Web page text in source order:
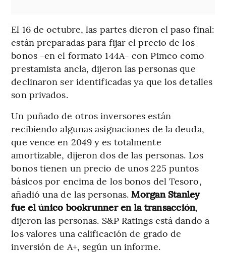
El 16 de octubre, las partes dieron el paso final:
están preparadas para fijar el precio de los
bonos -en el formato 144A- con Pimco como
prestamista ancla, dijeron las personas que
declinaron ser identificadas ya que los detalles
son privados.
Un puñado de otros inversores están
recibiendo algunas asignaciones de la deuda,
que vence en 2049 y es totalmente
amortizable, dijeron dos de las personas. Los
bonos tienen un precio de unos 225 puntos
básicos por encima de los bonos del Tesoro,
añadió una de las personas. Morgan Stanley
fue el único bookrunner en la transacción,
dijeron las personas. S&P Ratings está dando a
los valores una calificación de grado de
inversión de A+, según un informe.